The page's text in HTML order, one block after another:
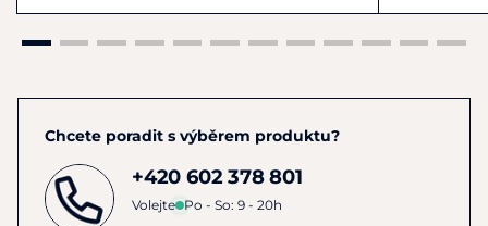
Chcete poradit s výběrem produktu?
+420 602 378 801
Volejte Po - So: 9 - 20h